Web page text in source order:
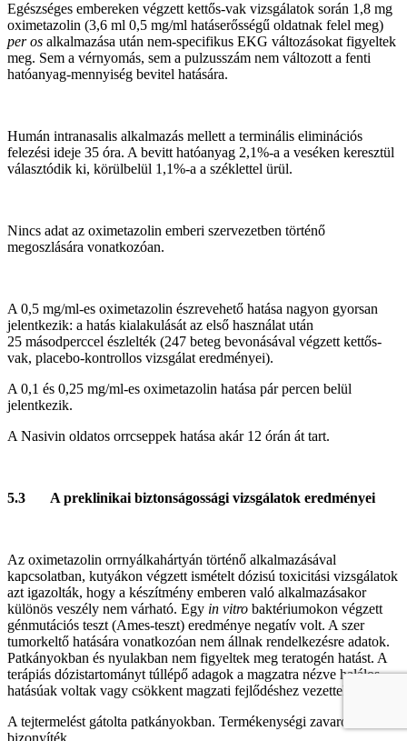
Egészséges embereken végzett kettős‑vak vizsgálatok során 1,8 mg
oximetazolin (3,6 ml 0,5 mg/ml hatáserősségű oldatnak felel meg)
per os alkalmazása után nem‑specifikus EKG változásokat figyeltek
meg. Sem a vérnyomás, sem a pulzusszám nem változott a fenti
hatóanyag-mennyiség bevitel hatására.
Humán intranasalis alkalmazás mellett a terminális eliminációs
felezési ideje 35 óra. A bevitt hatóanyag 2,1%-a a veséken keresztül
választódik ki, körülbelül 1,1%-a a széklettel ürül.
Nincs adat az oximetazolin emberi szervezetben történő
megoszlására vonatkozóan.
A 0,5 mg/ml-es oximetazolin észrevehető hatása nagyon gyorsan
jelentkezik: a hatás kialakulását az első használat után
25 másodperccel észlelték (247 beteg bevonásával végzett kettős-
vak, placebo‑kontrollos vizsgálat eredményei).
A 0,1 és 0,25 mg/ml-es oximetazolin hatása pár percen belül
jelentkezik.
A Nasivin oldatos orrcseppek hatása akár 12 órán át tart.
5.3 A preklinikai biztonságossági vizsgálatok eredményei
Az oximetazolin orrnyálkahártyán történő alkalmazásával
kapcsolatban, kutyákon végzett ismételt dózisú toxicitási vizsgálatok
azt igazolták, hogy a készítmény emberen való alkalmazásakor
különös veszély nem várható. Egy in vitro baktériumokon végzett
génmutációs teszt (Ames-teszt) eredménye negatív volt. A szer
tumorkeltő hatására vonatkozóan nem állnak rendelkezésre adatok.
Patkányokban és nyulakban nem figyeltek meg teratogén hatást. A
terápiás dózistartományt túllépő adagok a magzatra nézve halálos
hatásúak voltak vagy csökkent magzati fejlődéshez vezettek.
A tejtermelést gátolta patkányokban. Termékenységi zavarokra nincs